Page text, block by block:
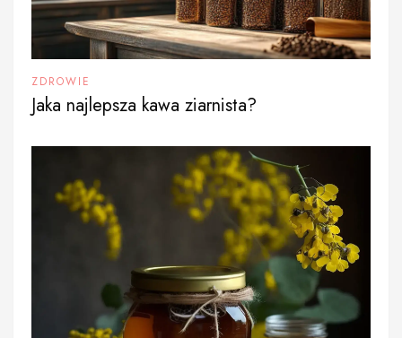
ZDROWIE
Jaka najlepsza kawa ziarnista?